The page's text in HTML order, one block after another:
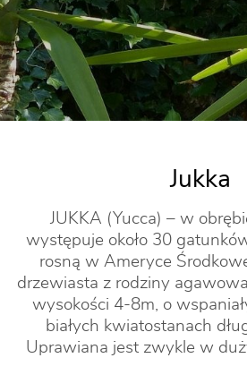
Jukka
JUKKA (Yucca) – w
występuje około 30
rosną w Ameryce
drzewiasta z rodziny
wysokości 4-8m, o
białych kwiatostanach
Uprawiana jest zwykle w